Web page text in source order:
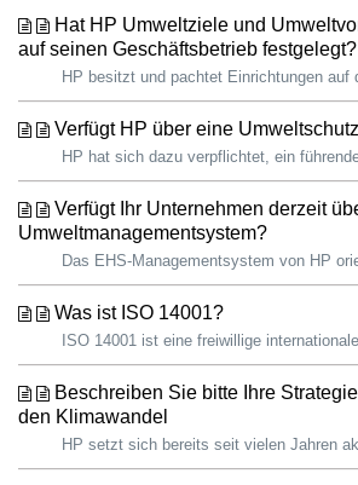
Hat HP Umweltziele und
auf seinen Geschäftsbetrieb festgelegt?
Verfügt HP über eine
Verfügt Ihr Unternehmen derzeit
Umweltmanagementsystem?
Was ist ISO 14001?
Beschreiben Sie bitte Ihre
den Klimawandel